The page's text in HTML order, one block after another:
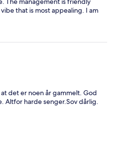
that is most appealing. I am
det er noen år gammelt. God
Altfor harde senger.Sov dårlig.